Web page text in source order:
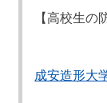
【高校生の
成安造形大